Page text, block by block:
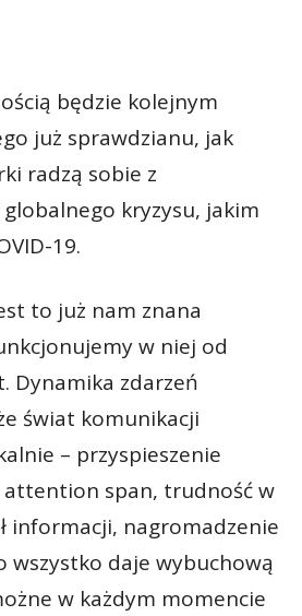
będzie kolejnym
już sprawdzianu, jak
radzą sobie z
kryzysu, jakim
19.
to już nam znana
w niej od
Dynamika zdarzeń
świat komunikacji
– przyspieszenie
attention span, trudność w
informacji, nagromadzenie
wszystko daje wybuchową
w każdym momencie